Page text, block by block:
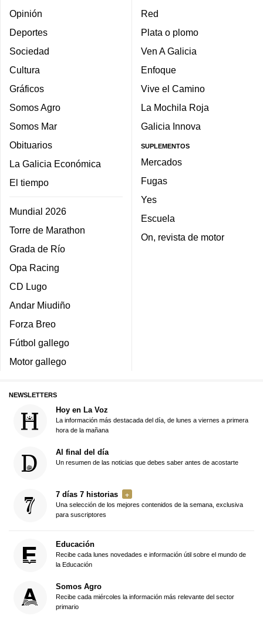
Opinión
Deportes
Sociedad
Cultura
Gráficos
Somos Agro
Somos Mar
Obituarios
La Galicia Económica
El tiempo
Mundial 2026
Torre de Marathon
Grada de Río
Opa Racing
CD Lugo
Andar Miudiño
Forza Breo
Fútbol gallego
Motor gallego
Red
Plata o plomo
Ven A Galicia
Enfoque
Vive el Camino
La Mochila Roja
Galicia Innova
SUPLEMENTOS
Mercados
Fugas
Yes
Escuela
On, revista de motor
NEWSLETTERS
Hoy en La Voz
La información más destacada del día, de lunes a viernes a primera
hora de la mañana
Al final del día
Un resumen de las noticias que debes saber antes de acostarte
7 días 7 historias
Una selección de los mejores contenidos de la semana, exclusiva
para suscriptores
Educación
Recibe cada lunes novedades e información útil sobre el mundo de
la Educación
Somos Agro
Recibe cada miércoles la información más relevante del sector
primario